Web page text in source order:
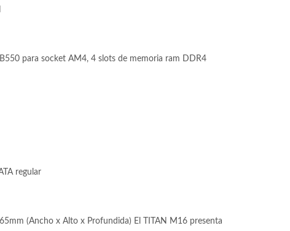
para socket AM4, 4 slots de memoria ram DDR4
regular
(Ancho x Alto x Profundida) El TITAN M16 presenta